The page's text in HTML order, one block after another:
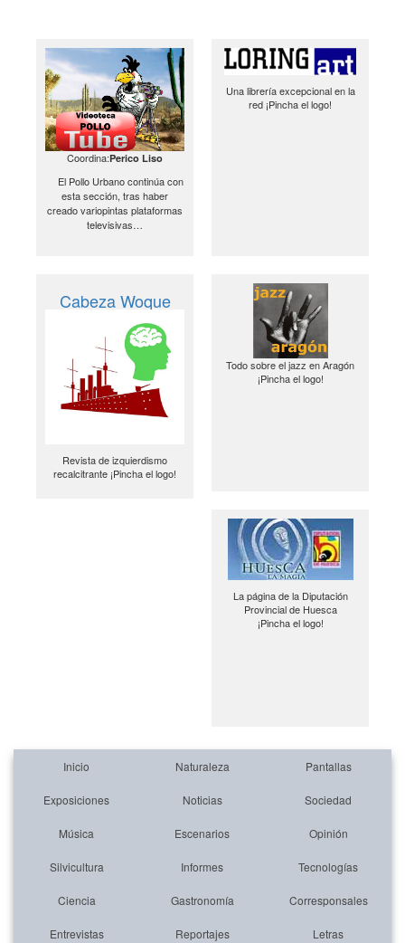
Coordina:Perico Liso
El Pollo Urbano continúa con
esta sección, tras haber
creado variopintas plataformas
televisivas…
Una librería excepcional en la
red ¡Pincha el logo!
Cabeza Woque
Revista de izquierdismo
recalcitrante ¡Pincha el logo!
Todo sobre el jazz en Aragón
¡Pincha el logo!
La página de la Diputación
Provincial de Huesca
¡Pincha el logo!
Inicio Naturaleza Pantallas
Exposiciones Noticias Sociedad
Música Escenarios Opinión
Silvicultura Informes Tecnologías
Ciencia Gastronomía Corresponsales
Entrevistas Reportajes Letras